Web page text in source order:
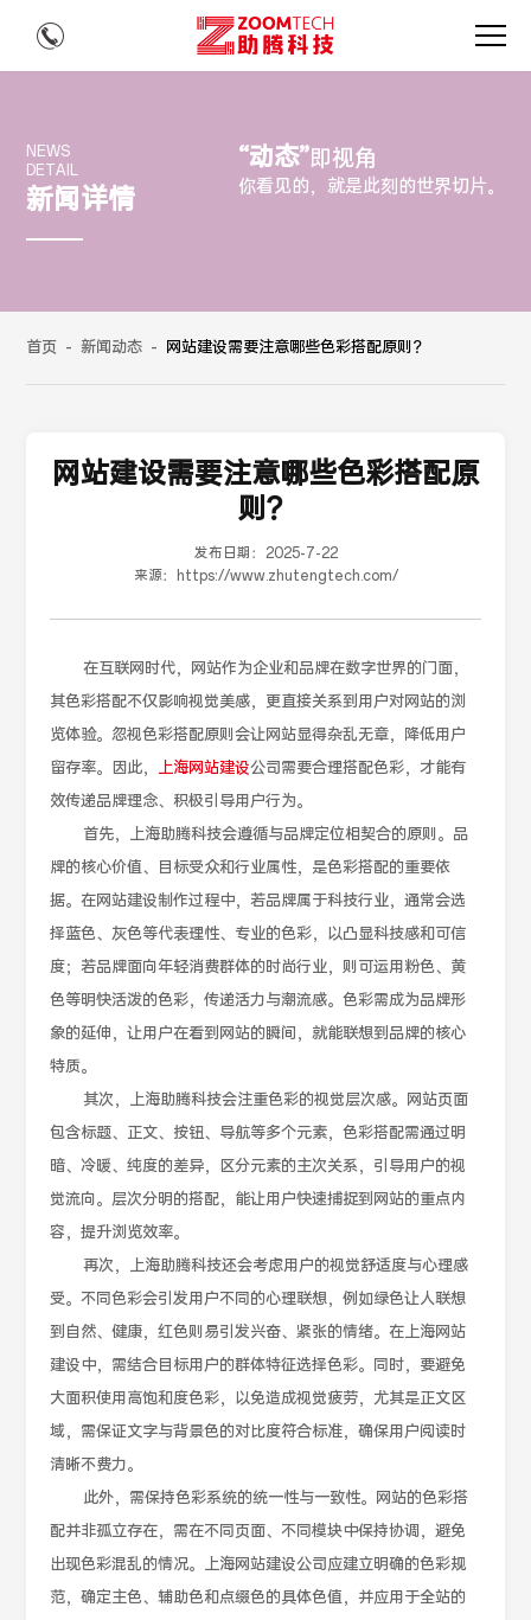
NEWS
DETAIL
新闻详情
“动态”即视角
你看见的，就是此刻的世界切片。
首页 - 新闻动态 - 网站建设需要注意哪些色彩搭配原则？
网站建设需要注意哪些色彩搭配原
则？
发布日期：
2025-7-22
来源：
https://www.zhutengtech.com/
在互联网时代，网站作为企业和品牌在数字世界的门面，
其色彩搭配不仅影响视觉美感，更直接关系到用户对网站的浏
览体验。忽视色彩搭配原则会让网站显得杂乱无章，降低用户
留存率。因此， 上海网站建设公司需要合理搭配色彩，才能有
效传递品牌理念、积极引导用户行为。
首先，上海助腾科技会遵循与品牌定位相契合的原则。品
牌的核心价值、目标受众和行业属性，是色彩搭配的重要依
据。在网站建设制作过程中，若品牌属于科技行业，通常会选
择蓝色、灰色等代表理性、专业的色彩，以凸显科技感和可信
度；若品牌面向年轻消费群体的时尚行业，则可运用粉色、黄
色等明快活泼的色彩，传递活力与潮流感。色彩需成为品牌形
象的延伸，让用户在看到网站的瞬间，就能联想到品牌的核心
特质。
其次，上海助腾科技会注重色彩的视觉层次感。网站页面
包含标题、正文、按钮、导航等多个元素，色彩搭配需通过明
暗、冷暖、纯度的差异，区分元素的主次关系，引导用户的视
觉流向。层次分明的搭配，能让用户快速捕捉到网站的重点内
容，提升浏览效率。
再次，上海助腾科技还会考虑用户的视觉舒适度与心理感
受。不同色彩会引发用户不同的心理联想，例如绿色让人联想
到自然、健康，红色则易引发兴奋、紧张的情绪。在上海网站
建设中，需结合目标用户的群体特征选择色彩。同时，要避免
大面积使用高饱和度色彩，以免造成视觉疲劳，尤其是正文区
域，需保证文字与背景色的对比度符合标准，确保用户阅读时
清晰不费力。
此外，需保持色彩系统的统一性与一致性。网站的色彩搭
配并非孤立存在，需在不同页面、不同模块中保持协调，避免
出现色彩混乱的情况。上海网站建设公司应建立明确的色彩规
范，确定主色、辅助色和点缀色的具体色值，并应用于全站的